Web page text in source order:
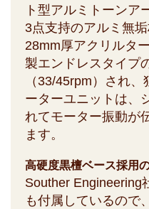
ト型アルミトーンア
3点支持のアルミ無垢
28mm厚アクリルタ
製エンドレスタイプ
（33/45rpm）され
ーターユニットは、
れてモーター振動が
ます。
高硬度黒檀ベース採用
Souther Engineering
も付属しているので